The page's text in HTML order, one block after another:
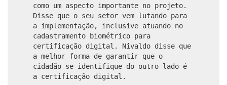
como um aspecto importante no projeto.
Disse que o seu setor vem lutando para
a implementação, inclusive atuando no
cadastramento biométrico para
certificação digital. Nivaldo disse que
a melhor forma de garantir que o
cidadão se identifique do outro lado é
a certificação digital.